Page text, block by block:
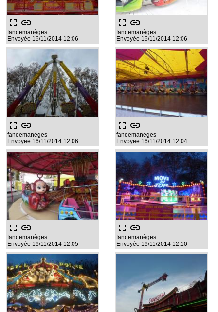
fullscreen link
fandemanèges
Envoyée 16/11/2014 12:06
fullscreen link
fandemanèges
Envoyée 16/11/2014 12:06
fullscreen link
fandemanèges
Envoyée 16/11/2014 12:06
fullscreen link
fandemanèges
Envoyée 16/11/2014 12:04
fullscreen link
fandemanèges
Envoyée 16/11/2014 12:05
fullscreen link
fandemanèges
Envoyée 16/11/2014 12:10